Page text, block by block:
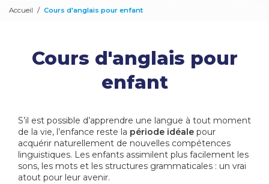
Accueil Cours d'anglais pour enfant
Cours d'anglais pour
enfant
S’il est possible d’apprendre une langue à tout moment
de la vie, l’enfance reste la période idéale pour
acquérir naturellement de nouvelles compétences
linguistiques. Les enfants assimilent plus facilement les
sons, les mots et les structures grammaticales : un vrai
atout pour leur avenir.